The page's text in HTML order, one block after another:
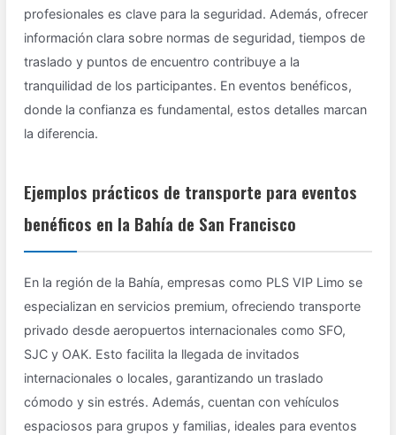
profesionales es clave para la seguridad. Además, ofrecer
información clara sobre normas de seguridad, tiempos de
traslado y puntos de encuentro contribuye a la
tranquilidad de los participantes. En eventos benéficos,
donde la confianza es fundamental, estos detalles marcan
la diferencia.
Ejemplos prácticos de transporte para eventos
benéficos en la Bahía de San Francisco
En la región de la Bahía, empresas como PLS VIP Limo se
especializan en servicios premium, ofreciendo transporte
privado desde aeropuertos internacionales como SFO,
SJC y OAK. Esto facilita la llegada de invitados
internacionales o locales, garantizando un traslado
cómodo y sin estrés. Además, cuentan con vehículos
espaciosos para grupos y familias, ideales para eventos